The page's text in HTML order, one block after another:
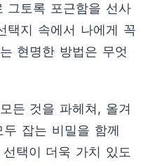
그토록 포근함을 선사
택지 속에서 나에게 꼭
현명한 방법은 무엇
든 것을 파헤쳐, 올겨
잡는 비밀을 함께
택이 더욱 가치 있도